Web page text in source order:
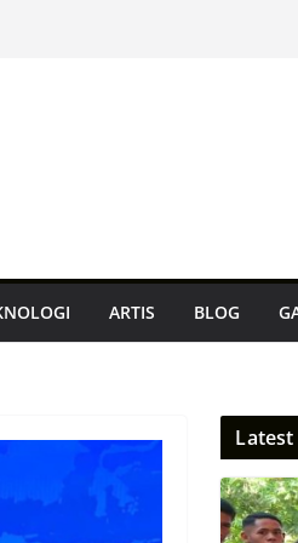
ARTIS BLOG